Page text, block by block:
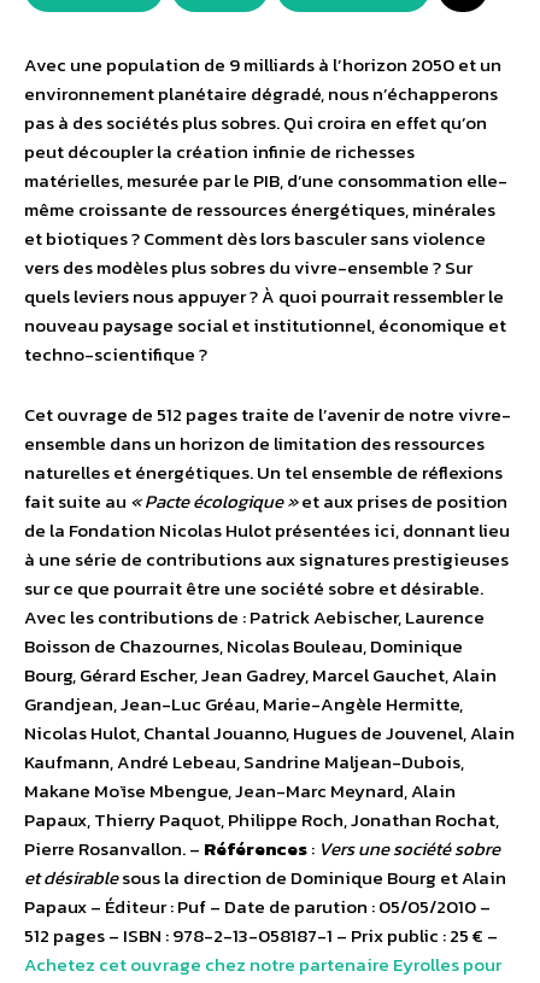
Avec une population de 9 milliards à l’horizon 2050 et un
environnement planétaire dégradé, nous n’échapperons
pas à des sociétés plus sobres. Qui croira en effet qu’on
peut découpler la création infinie de richesses
matérielles, mesurée par le PIB, d’une consommation elle-
même croissante de ressources énergétiques, minérales
et biotiques ? Comment dès lors basculer sans violence
vers des modèles plus sobres du vivre-ensemble ? Sur
quels leviers nous appuyer ? À quoi pourrait ressembler le
nouveau paysage social et institutionnel, économique et
techno-scientifique ?
Cet ouvrage de 512 pages traite de l’avenir de notre vivre-
ensemble dans un horizon de limitation des ressources
naturelles et énergétiques. Un tel ensemble de réflexions
fait suite au « Pacte écologique »et aux prises de position
de la Fondation Nicolas Hulot présentées ici, donnant lieu
à une série de contributions aux signatures prestigieuses
sur ce que pourrait être une société sobre et désirable.
Avec les contributions de : Patrick Aebischer, Laurence
Boisson de Chazournes, Nicolas Bouleau, Dominique
Bourg, Gérard Escher, Jean Gadrey, Marcel Gauchet, Alain
Grandjean, Jean-Luc Gréau, Marie-Angèle Hermitte,
Nicolas Hulot, Chantal Jouanno, Hugues de Jouvenel, Alain
Kaufmann, André Lebeau, Sandrine Maljean-Dubois,
Makane Moïse Mbengue, Jean-Marc Meynard, Alain
Papaux, Thierry Paquot, Philippe Roch, Jonathan Rochat,
Pierre Rosanvallon. – Références: Vers une société sobre
et désirablesous la direction de Dominique Bourg et Alain
Papaux – Éditeur : Puf – Date de parution : 05/05/2010 –
512 pages – ISBN : 978-2-13-058187-1 – Prix public : 25 € –
Achetez cet ouvrage chez notre partenaire Eyrolles pour